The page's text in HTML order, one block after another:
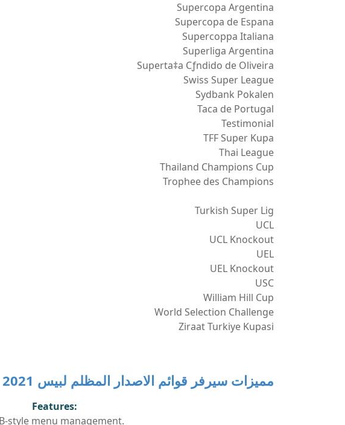
Supercopa Argentina
Supercopa de Espana
Supercoppa Italiana
Superliga Argentina
Superta‡a Cƒndido de Oliveira
Swiss Super League
Sydbank Pokalen
Taca de Portugal
Testimonial
TFF Super Kupa
Thai League
Thailand Champions Cup
Trophee des Champions
Turkish Super Lig
UCL
UCL Knockout
UEL
UEL Knockout
USC
William Hill Cup
World Selection Challenge
Ziraat Turkiye Kupasi
مميزات سيرفر قوائم الاصدار المظلم لبيس 2021
Features:
style menu management.